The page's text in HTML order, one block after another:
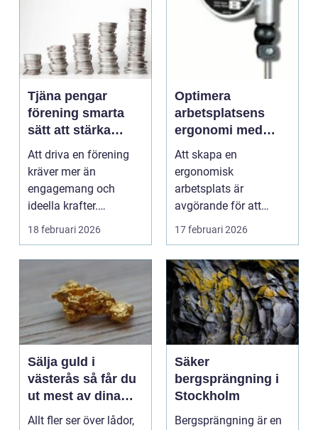
Tjäna pengar
förening smarta
sätt att stärka
kassan utan
krångel
Att driva en förening
kräver mer än
engagemang och
ideella krafter.
Träningshallar ska
18 februari 2026
Optimera
arbetsplatsens
ergonomi med
balansblock
Att skapa en
ergonomisk
arbetsplats är
avgörande för att
främja hälsa och v...
17 februari 2026
Sälja guld i
västerås så får du
ut mest av dina
smycken och mynt
Allt fler ser över lådor,
Säker
bergsprängning i
Stockholm
Bergsprängning är en